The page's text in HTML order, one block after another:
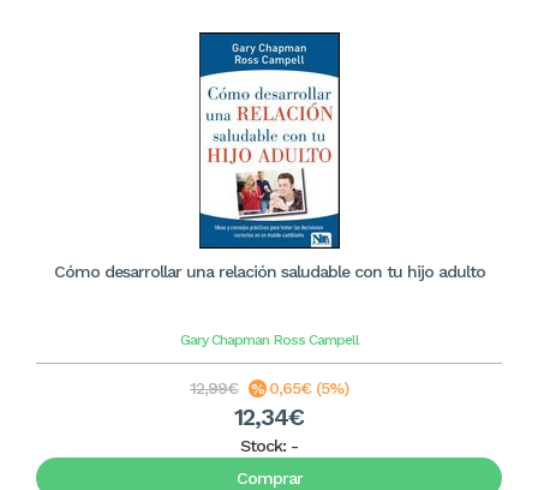
Cómo desarrollar una relación saludable con tu hijo adulto
Gary Chapman Ross Campell
12,99€ 0,65€ (5%)
12,34€
Stock: -
Comprar